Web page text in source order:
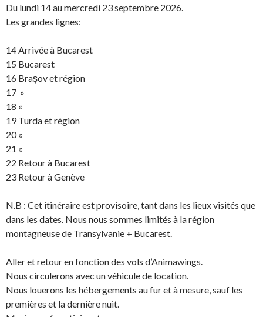
Du lundi 14 au mercredi 23 septembre 2026.
Les grandes lignes:
14 Arrivée à Bucarest
15 Bucarest
16 Brașov et région
17 »
18 «
19 Turda et région
20 «
21 «
22 Retour à Bucarest
23 Retour à Genève
N.B : Cet itinéraire est provisoire, tant dans les lieux visités que
dans les dates. Nous nous sommes limités à la région
montagneuse de Transylvanie + Bucarest.
Aller et retour en fonction des vols d’Animawings.
Nous circulerons avec un véhicule de location.
Nous louerons les hébergements au fur et à mesure, sauf les
premières et la dernière nuit.